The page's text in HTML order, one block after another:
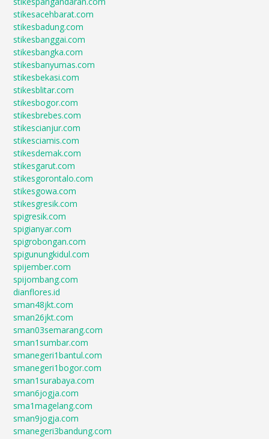
stikesacehbarat.com
stikesbadung.com
stikesbanggai.com
stikesbangka.com
stikesbanyumas.com
stikesbekasi.com
stikesblitar.com
stikesbogor.com
stikesbrebes.com
stikescianjur.com
stikesciamis.com
stikesdemak.com
stikesgarut.com
stikesgorontalo.com
stikesgowa.com
stikesgresik.com
spigresik.com
spigianyar.com
spigrobongan.com
spigunungkidul.com
spijember.com
spijombang.com
dianflores.id
sman48jkt.com
sman26jkt.com
sman03semarang.com
sman1sumbar.com
smanegeri1bantul.com
smanegeri1bogor.com
sman1surabaya.com
sman6jogja.com
sma1magelang.com
sman9jogja.com
smanegeri3bandung.com